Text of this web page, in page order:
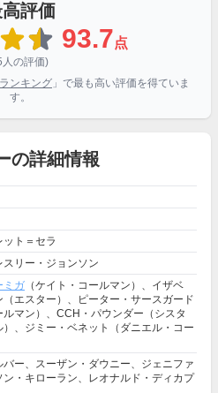
評価
93.7点
人の評価)
ンキング 」で最も高い評価を得ていま
す。
の詳細情報
ト＝セラ
リー・ジョンソン
ミガ （ケイト・コールマン）、イザベ
（エスター）、ピーター・サースガード
ルマン）、CCH・パウンダー（シスタ
）、ジミー・ベネット（ダニエル・コー
バー、スーザン・ダウニー、ジェニファ
ン・キローラン、レオナルド・ディカプ